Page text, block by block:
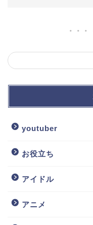
youtuber
お役立ち
アイドル
アニメ